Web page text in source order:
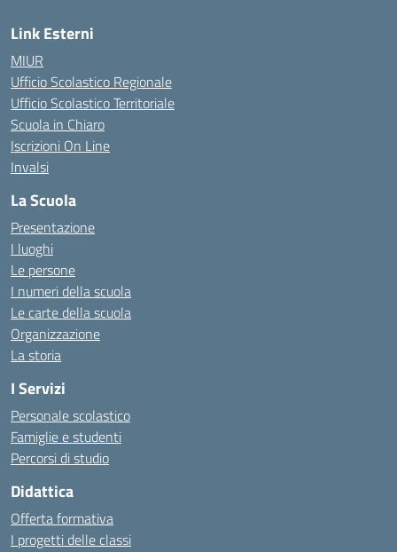
Link Esterni
MIUR
Ufficio Scolastico Regionale
Ufficio Scolastico Territoriale
Scuola in Chiaro
Iscrizioni On Line
Invalsi
La Scuola
Presentazione
I luoghi
Le persone
I numeri della scuola
Le carte della scuola
Organizzazione
La storia
I Servizi
Personale scolastico
Famiglie e studenti
Percorsi di studio
Didattica
Offerta formativa
I progetti delle classi